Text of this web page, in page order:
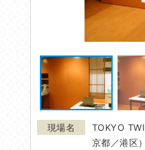
TOKYO
京都／港区）